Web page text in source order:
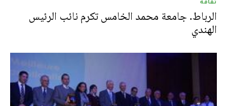
ثقافة
الرباط. جامعة محمد الخامس تكرم نائب الرئيس
الهندي